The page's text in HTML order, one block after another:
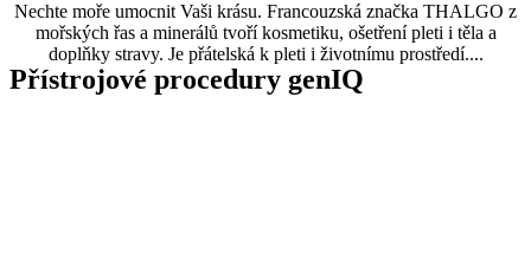
Nechte moře umocnit Vaši krásu. Francouzská značka THALGO z
mořských řas a minerálů tvoří kosmetiku, ošetření pleti i těla a
doplňky stravy. Je přátelská k pleti i životnímu prostředí....
Přístrojové procedury genIQ